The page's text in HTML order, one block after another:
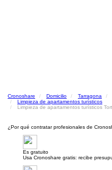
Cronoshare Domicilio Tarragona
Limpieza de apartamentos turísticos
Limpieza de apartamentos turísticos
¿Por qué contratar profesionales de
Es gratuito
Usa Cronoshare gratis: recibe